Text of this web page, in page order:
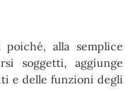
poiché, alla semplice
soggetti, aggiunge
e delle funzioni degli